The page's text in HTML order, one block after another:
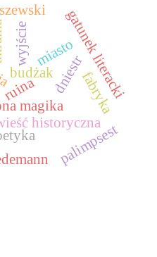
historyczna
magika
ruina
palimpsest
budżakdniestr
gatunek literacki
miasto
fabryka
wyjście